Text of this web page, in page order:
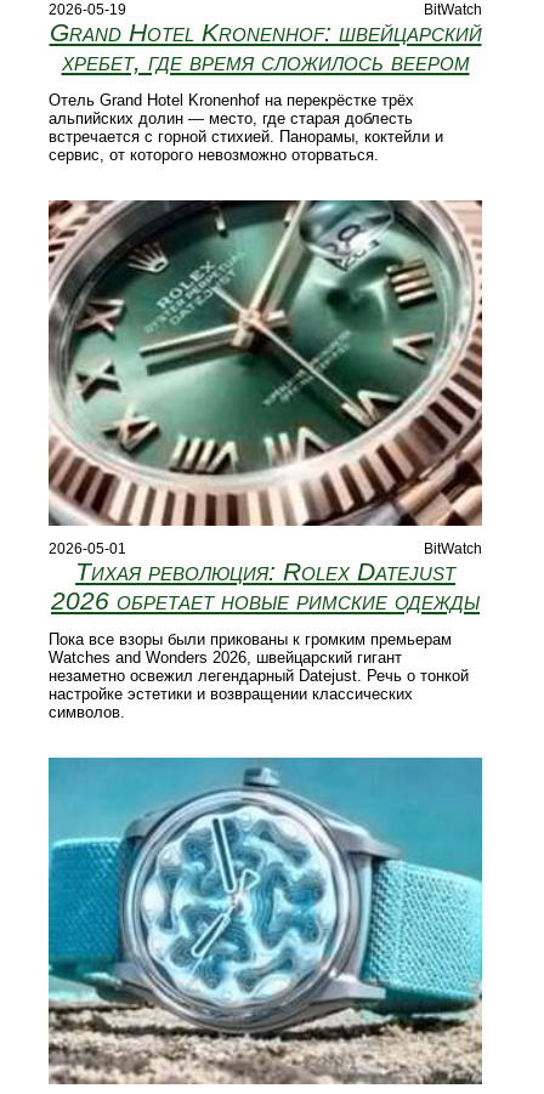
2026-05-19 BitWatch
Grand Hotel Kronenhof: швейцарский
хребет, где время сложилось веером
Отель Grand Hotel Kronenhof на перекрёстке трёх
альпийских долин — место, где старая доблесть
встречается с горной стихией. Панорамы, коктейли и
сервис, от которого невозможно оторваться.
2026-05-01 BitWatch
Тихая революция: Rolex Datejust
2026 обретает новые римские одежды
Пока все взоры были прикованы к громким премьерам
Watches and Wonders 2026, швейцарский гигант
незаметно освежил легендарный Datejust. Речь о тонкой
настройке эстетики и возвращении классических
символов.